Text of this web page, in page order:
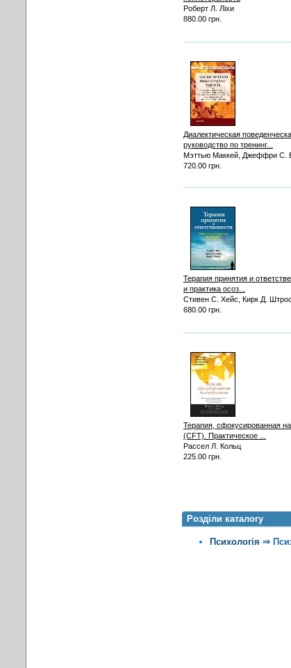
Роберт Л. Ліхи
880.00 грн.
Диалектическая
руководство по тренинг...
Мэттью Маккей, Джеффри С.
720.00 грн.
Терапия принятия и
и практика осоз...
Стивен С. Хейс, Кирк Д.
680.00 грн.
Терапия, сфокусированная
(CFT). Практическое ...
Рассел Л. Кольц
225.00 грн.
Розділи каталогу
Психологія ⇒